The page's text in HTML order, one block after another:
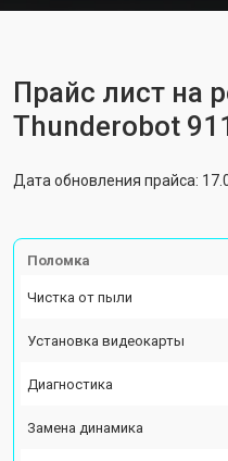
Прайс лист на
Thunderobot
Дата обновления прайса:
Поломка
Чистка от пыли
Установка видеокарты
Диагностика
Замена динамика